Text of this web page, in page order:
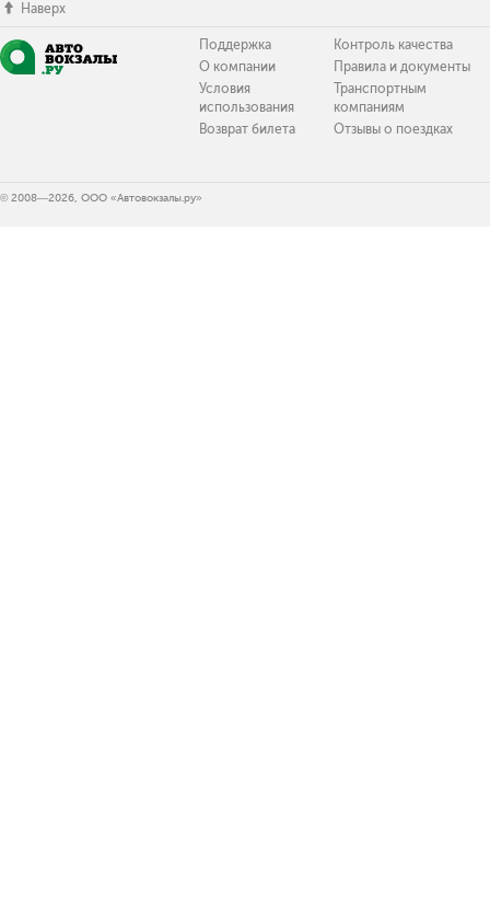
Наверх
Поддержка
О компании
Условия
использования
Возврат билета
Контроль качества
Правила и документы
Транспортным
компаниям
Отзывы о поездках
© 2008—2026, ООО «Автовокзалы.ру»